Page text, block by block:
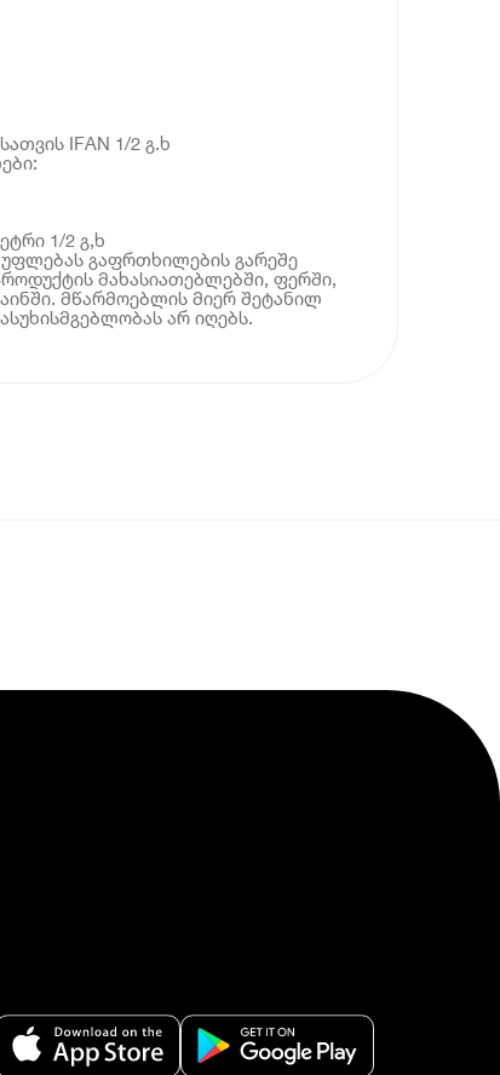
IFAN 1/2 გ.ხ
1/2 გ,ხ
გაფრთხილების გარეშე
მახასიათებლებში, ფერში,
მწარმოებლის მიერ შეტანილ
არ იღებს.